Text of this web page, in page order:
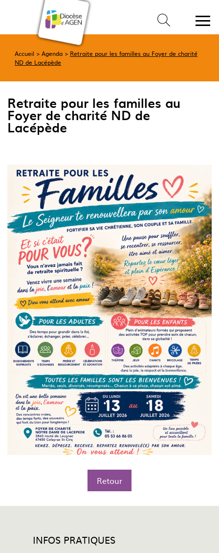
Accueil Agenda
Retraite pour les familles au Foyer de charité
ND de Lacépède
Retraite pour les familles au
Foyer de charité ND de
Lacépède
Retour
INFOS PRATIQUES